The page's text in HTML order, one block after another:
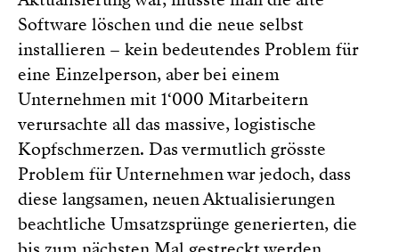
Software löschen und die neue selbst
installieren – kein bedeutendes Problem für
eine Einzelperson, aber bei einem
Unternehmen mit 1‘000 Mitarbeitern
verursachte all das massive, logistische
Kopfschmerzen. Das vermutlich grösste
Problem für Unternehmen war jedoch, dass
diese langsamen, neuen Aktualisierungen
beachtliche Umsatzsprünge generierten, die